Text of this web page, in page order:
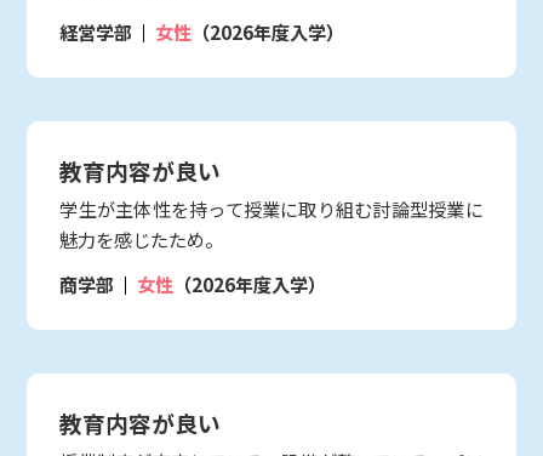
経営学部
女性 （2026年度入学）
教育内容が良い
学生が主体性を持って授業に取り組む討論型授業に
魅力を感じたため。
商学部
女性 （2026年度入学）
教育内容が良い